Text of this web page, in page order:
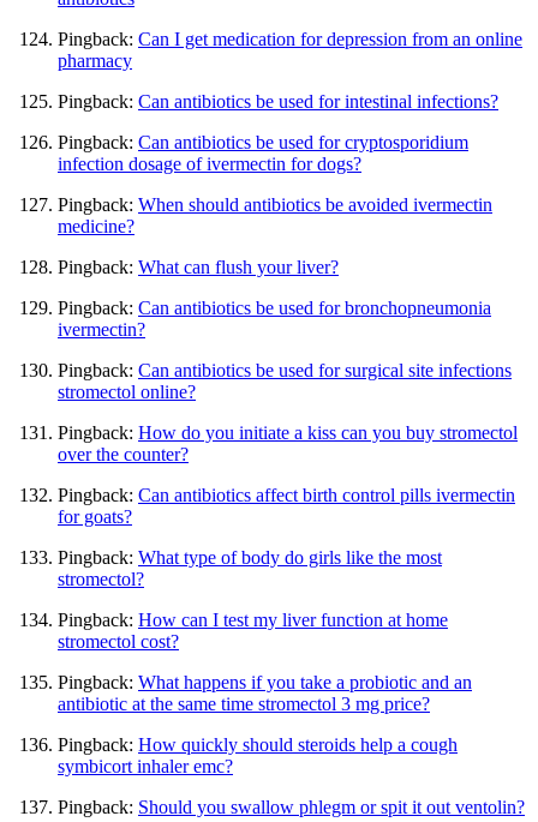
Pingback: Can I get medication for depression from an online
pharmacy
Pingback: Can antibiotics be used for intestinal infections?
Pingback: Can antibiotics be used for cryptosporidium
infection dosage of ivermectin for dogs?
Pingback: When should antibiotics be avoided ivermectin
medicine?
Pingback: What can flush your liver?
Pingback: Can antibiotics be used for bronchopneumonia
ivermectin?
Pingback: Can antibiotics be used for surgical site infections
stromectol online?
Pingback: How do you initiate a kiss can you buy stromectol
over the counter?
Pingback: Can antibiotics affect birth control pills ivermectin
for goats?
Pingback: What type of body do girls like the most
stromectol?
Pingback: How can I test my liver function at home
stromectol cost?
Pingback: What happens if you take a probiotic and an
antibiotic at the same time stromectol 3 mg price?
Pingback: How quickly should steroids help a cough
symbicort inhaler emc?
Pingback: Should you swallow phlegm or spit it out ventolin?